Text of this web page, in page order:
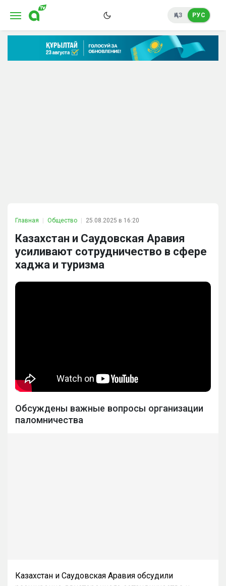
ҚАЗ РУС
Главная Общество 25.08.2025 в 16:20
Казахстан и Саудовская Аравия
усиливают сотрудничество в сфере
хаджа и туризма
Обсуждены важные вопросы организации
паломничества
Казахстан и Саудовская Аравия обсудили